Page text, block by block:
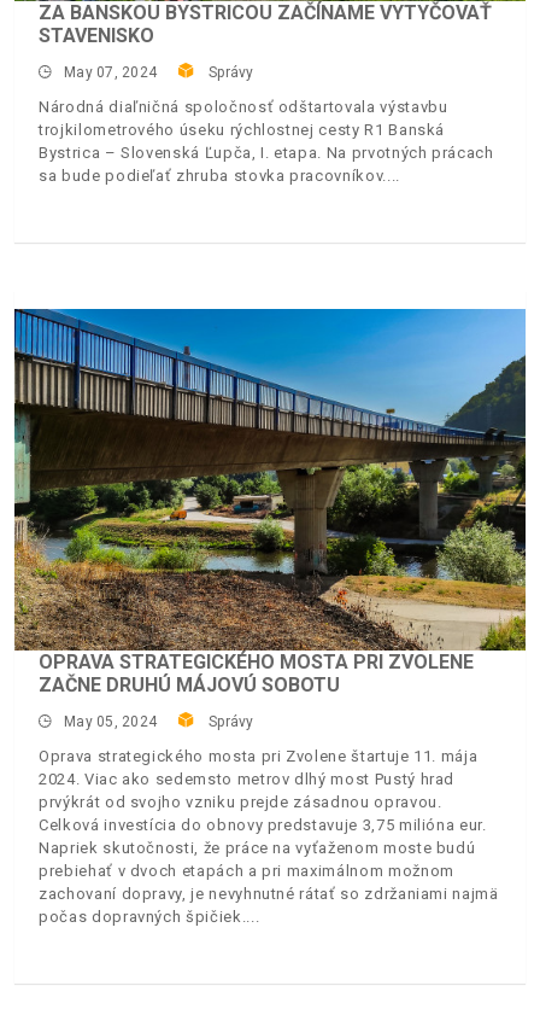
ZA BANSKOU BYSTRICOU ZAČÍNAME VYTYČOVAŤ
STAVENISKO
May 07, 2024 Správy
Národná diaľničná spoločnosť odštartovala výstavbu
trojkilometrového úseku rýchlostnej cesty R1 Banská
Bystrica – Slovenská Ľupča, I. etapa. Na prvotných prácach
sa bude podieľať zhruba stovka pracovníkov.
OPRAVA STRATEGICKÉHO MOSTA PRI ZVOLENE
ZAČNE DRUHÚ MÁJOVÚ SOBOTU
May 05, 2024 Správy
Oprava strategického mosta pri Zvolene štartuje 11. mája
2024. Viac ako sedemsto metrov dlhý most Pustý hrad
prvýkrát od svojho vzniku prejde zásadnou opravou.
Celková investícia do obnovy predstavuje 3,75 milióna eur.
Napriek skutočnosti, že práce na vyťaženom moste budú
prebiehať v dvoch etapách a pri maximálnom možnom
zachovaní dopravy, je nevyhnutné rátať so zdržaniami najmä
počas dopravných špičiek.